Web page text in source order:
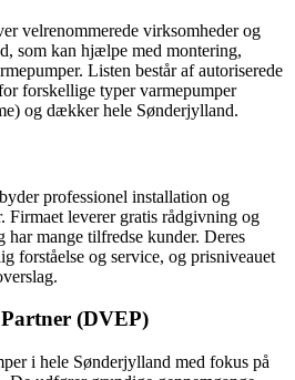
velrenommerede virksomheder og
som kan hjælpe med montering,
Listen består af autoriserede
forskellige typer varmepumper
og dækker hele Sønderjylland.
professionel installation og
Firmaet leverer gratis rådgivning og
har mange tilfredse kunder. Deres
forståelse og service, og prisniveauet
(DVEP)
i hele Sønderjylland med fokus på